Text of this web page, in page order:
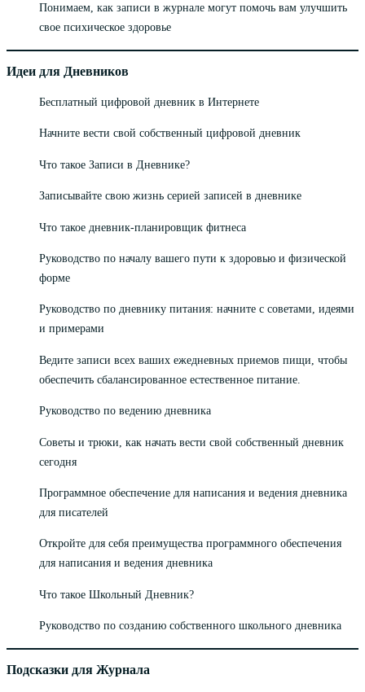
Понимаем, как записи в журнале могут помочь вам улучшить
свое психическое здоровье
Идеи для Дневников
Бесплатный цифровой дневник в Интернете
Начните вести свой собственный цифровой дневник
Что такое Записи в Дневнике?
Записывайте свою жизнь серией записей в дневнике
Что такое дневник-планировщик фитнеса
Руководство по началу вашего пути к здоровью и физической
форме
Руководство по дневнику питания: начните с советами, идеями
и примерами
Ведите записи всех ваших ежедневных приемов пищи, чтобы
обеспечить сбалансированное естественное питание.
Руководство по ведению дневника
Советы и трюки, как начать вести свой собственный дневник
сегодня
Программное обеспечение для написания и ведения дневника
для писателей
Откройте для себя преимущества программного обеспечения
для написания и ведения дневника
Что такое Школьный Дневник?
Руководство по созданию собственного школьного дневника
Подсказки для Журнала